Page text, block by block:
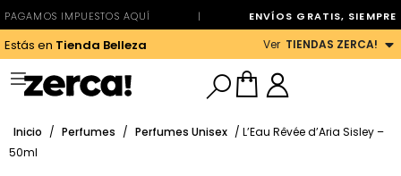
PAGAMOS IMPUESTOS AQUÍ | ENVÍOS GRATIS, SIEMPRE
Estás en Tienda Belleza Ver TIENDAS ZERCA!
Inicio / Perfumes / Perfumes Unisex / L’Eau Rêvée d’Aria Sisley –
50ml